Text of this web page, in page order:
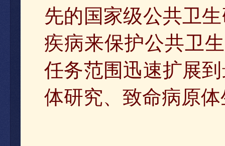
先的国家级公共卫
疾病来保护公共卫
任务范围迅速扩展
体研究、致命病原